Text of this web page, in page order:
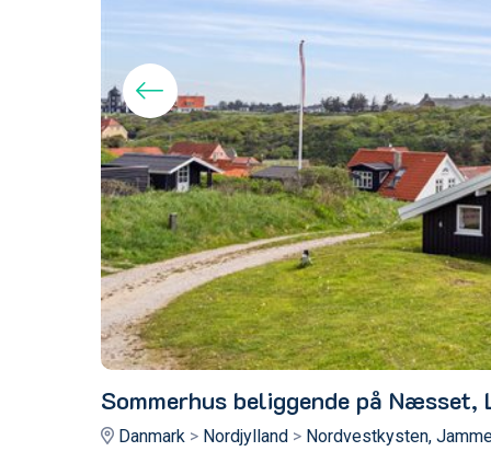
Sommerhus beliggende på Næsset,
Danmark> Nordjylland > Nordvestkysten,